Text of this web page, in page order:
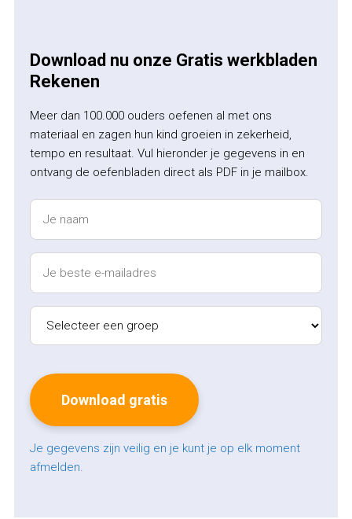
Download nu onze Gratis werkbladen
Rekenen
Meer dan 100.000 ouders oefenen al met ons
materiaal en zagen hun kind groeien in zekerheid,
tempo en resultaat. Vul hieronder je gegevens in en
ontvang de oefenbladen direct als PDF in je mailbox.
Je gegevens zijn veilig en je kunt je op elk moment
afmelden.